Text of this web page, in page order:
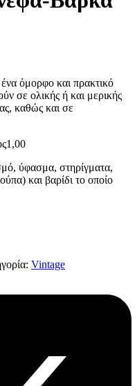
όμορφο και πρακτικό
σε ολικής ή και μερικής
καθώς και σε
ύφασμα, στηρίγματα,
και βαρίδι το οποίο
Vintage